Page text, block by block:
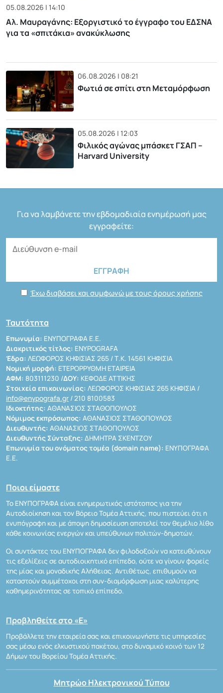
05.08.2026 | 14:10
Αλ. Μαυραγάνης: Εξοργιστικό το έγγραφο του ΕΔΣΝΑ
για τα «σπιτάκια» ανακύκλωσης
06.08.2026 | 08:21
Φωτιά σε σπίτι στη Μεταμόρφωση
05.08.2026 | 12:03
Φιλικός αγώνας μπάσκετ ΓΣΑΠ –
Harvard University
Για να λαμβάνετε την εβδομαδιαία ενημέρωσή μας
εγγραφείτε:
Έχω διαβάσει και συμφωνώ με τους όρους χρήσης
Ταυτότητα
Επωνυμία: ΕΝΥΠΟΓΡΑΦΑ Ε.Ε.
Διακριτικός τίτλος: ENYPOGRAFA
Έδρα: ΛΕΩΦΟΡΟΣ ΚΗΦΙΣΙΑΣ 265 / Τ.Κ. 14561 ΚΗΦΙΣΙΑ
Νομική μορφή: ΕΤΕΡΟΡΡΥΘΜΗ ΕΤΑΙΡΕΙΑ
ΑΦΜ: 803111230 /ΔΟΥ: ΚΕΦΟΔΕ ΑΤΤΙΚΗΣ
Στοιχεία επικοινωνίας: ΛΕΩΦΟΡΟΣ ΚΗΦΙΣΙΑΣ 265 ΚΗΦΙΣΙΑ /
info@enypografa.gr / 210 8100583
Ιδιοκτήτης: ΑΘΑΝΑΣΙΟΣ ΣΤΑΘΟΠΟΥΛΟΣ
Νόμιμος εκπρόσωπος: ΑΘΑΝΑΣΙΟΣ ΣΤΑΘΟΠΟΥΛΟΣ
Διευθυντής: ΑΘΑΝΑΣΙΟΣ ΣΤΑΘΟΠΟΥΛΟΣ
Διευθυντής Σύνταξης: ΔΗΜΗΤΡΑ ΣΚΕΝΤΖΟΥ
Επωνυμία του ονόματος τομέα (domain name): ΕΝΥΠΟΓΡΑΦΑ
Ε.Ε.
Ποιοι είμαστε
Το ΕΝΥΠΟΓΡΑΦΑ είναι ενημερωτικός ιστότοπος για την
Αυτοδιοίκηση και τον Βόρειο Τομέα Αττικής, που πιστεύει ότι η
ενυπόγραφη και με άποψη δημοσίευση αποτελεί τον θεμέλιο λίθο
κάθε κοινωνίας ενεργών και υπεύθυνων πολιτών-δημοτών.
Οι συντάκτες του ΕΝΥΠΟΓΡΑΦΑ δεν φιλοδοξούν να κατευθύνουν
τις εξελίξεις σε αυτοδιοικητικό επίπεδο, ούτε να γίνουν φορείς
της μίας και μοναδικής Αλήθειας. Αντιθέτως, επιθυμούν να
καταστούν συμμέτοχοι στη συν-διαμόρφωση μιας καλύτερης
καθημερινότητας σε τοπικό επίπεδο.
Προβληθείτε στο «Ε»
Προβάλλετε την εταιρεία σας και επικοινωνήστε τις υπηρεσίες
σας μέσω ενός ελκυστικού πακέτου, στο δυναμικό κοινό των 12
Δήμων του Βορείου Τομέα Αττικής.
Μητρώο Ηλεκτρονικού Τύπου